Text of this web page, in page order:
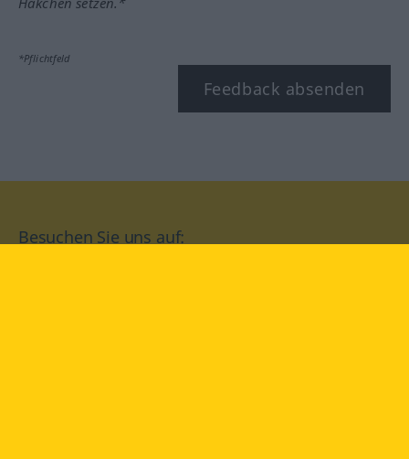
*Pflichtfeld
Feedback absenden
Besuchen Sie uns auf: